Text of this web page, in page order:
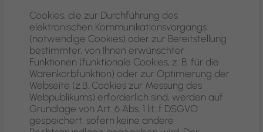
Cookies, die zur Durchführung des
elektronischen Kommunikationsvorgangs
(notwendige Cookies) oder zur Bereitstellung
bestimmter, von Ihnen erwünschter
Funktionen (funktionale Cookies, z. B. für die
Warenkorbfunktion) oder zur Optimierung der
Webseite (z.B. Cookies zur Messung des
Webpublikums) erforderlich sind, werden auf
Grundlage von Art. 6 Abs. 1 lit. f DSGVO
gespeichert, sofern keine andere